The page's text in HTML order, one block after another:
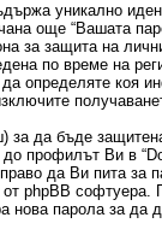
уникално
още “Вашата
за защита на
по време на
да определяте
за да бъде
профилът Ви в
да Ви пита
phpBB
нова парола за да